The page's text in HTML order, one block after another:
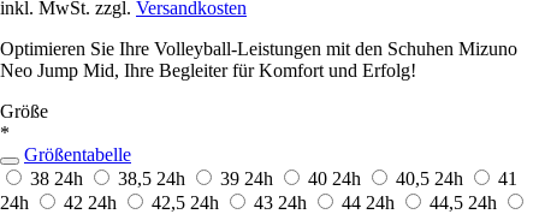
inkl. MwSt. zzgl. Versandkosten
Optimieren Sie Ihre Volleyball-Leistungen mit den Schuhen Mizuno
Neo Jump Mid, Ihre Begleiter für Komfort und Erfolg!
Größe
*
Größentabelle
38 24h 38,5 24h 39 24h 40 24h 40,5 24h
41
24h
42 24h 42,5 24h 43 24h 44 24h 44,5 24h